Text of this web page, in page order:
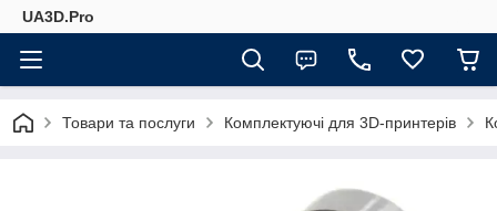
UA3D.Pro
Товари та послуги Комплектуючі для 3D-принтерів